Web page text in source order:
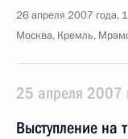
26 апреля 2007 года,
Москва, Кремль,
25 апреля 2007
Выступление на